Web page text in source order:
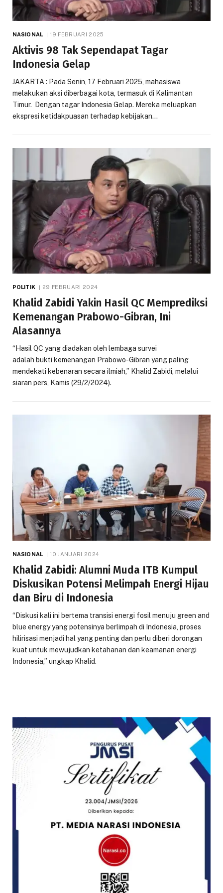
NASIONAL 19 FEBRUARI 2025
Aktivis 98 Tak Sependapat Tagar
Indonesia Gelap
JAKARTA : Pada Senin, 17 Februari 2025, mahasiswa
melakukan aksi diberbagai kota, termasuk di Kalimantan
Timur. Dengan tagar Indonesia Gelap. Mereka meluapkan
ekspresi ketidakpuasan terhadap kebijakan…
POLITIK 29 FEBRUARI 2024
Khalid Zabidi Yakin Hasil QC Memprediksi
Kemenangan Prabowo-Gibran, Ini
Alasannya
“Hasil QC yang diadakan oleh lembaga survei
adalah bukti kemenangan Prabowo-Gibran yang paling
mendekati kebenaran secara ilmiah,” Khalid Zabidi, melalui
siaran pers, Kamis (29/2/2024).
NASIONAL 10 JANUARI 2024
Khalid Zabidi: Alumni Muda ITB Kumpul
Diskusikan Potensi Melimpah Energi Hijau
dan Biru di Indonesia
“Diskusi kali ini bertema transisi energi fosil menuju green and
blue energy yang potensinya berlimpah di Indonesia, proses
hilirisasi menjadi hal yang penting dan perlu diberi dorongan
kuat untuk mewujudkan ketahanan dan keamanan energi
Indonesia,” ungkap Khalid.